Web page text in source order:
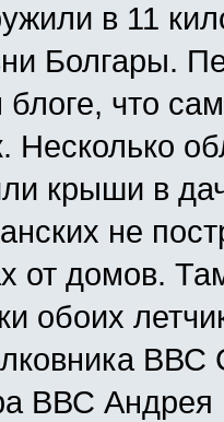
в 11
Болгары.
блоге, что
Несколько
крыши в
не
от домов.
обоих
ВВС
ВВС Андрея